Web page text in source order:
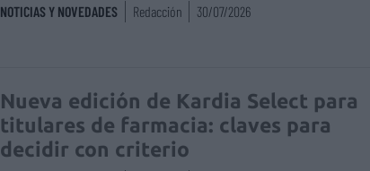
NOTICIAS Y NOVEDADES Redacción 30/07/2026
Nueva edición de Kardia Select para
titulares de farmacia: claves para
decidir con criterio